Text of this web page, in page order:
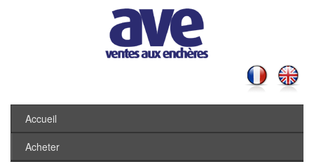
Accueil
Acheter